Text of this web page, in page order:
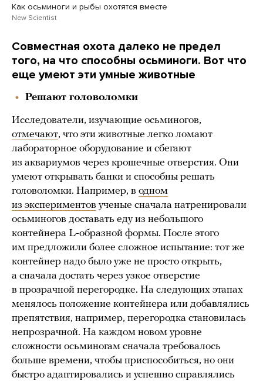
Как осьминоги и рыбы охотятся вместе
New Scientist
Совместная охота далеко не предел
того, на что способны осьминоги. Вот что
еще умеют эти умные животные
Решают головоломки
Исследователи, изучающие осьминогов,
отмечают, что эти животные легко ломают
лабораторное оборудование и сбегают
из аквариумов через крошечные отверстия. Они
умеют открывать банки и способны решать
головоломки. Например, в одном
из экспериментов ученые сначала натренировали
осьминогов доставать еду из небольшого
контейнера L-образной формы. После этого
им предложили более сложное испытание: тот же
контейнер надо было уже не просто открыть,
а сначала достать через узкое отверстие
в прозрачной перегородке. На следующих этапах
менялось положение контейнера или добавлялись
препятствия, например, перегородка становилась
непрозрачной. На каждом новом уровне
сложности осьминогам сначала требовалось
больше времени, чтобы приспособиться, но они
быстро адаптировались и успешно справлялись